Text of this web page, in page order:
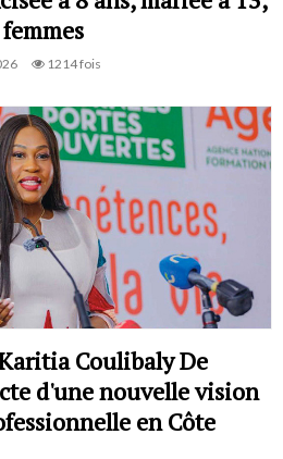
1214 fois
Coulibaly De
d'une nouvelle vision
en Côte